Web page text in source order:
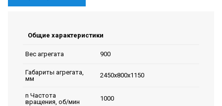
Общие характеристики
Вес агрегата 900
Габариты агрегата,
мм
2450х800х1150
n Частота
вращения, об/мин
1000